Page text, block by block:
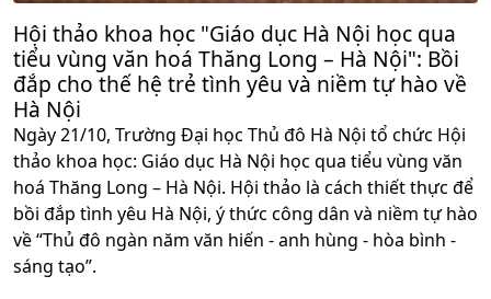
Hội thảo khoa học "Giáo dục Hà Nội học qua
tiểu vùng văn hoá Thăng Long – Hà Nội": Bồi
đắp cho thế hệ trẻ tình yêu và niềm tự hào về
Hà Nội
Ngày 21/10, Trường Đại học Thủ đô Hà Nội tổ chức Hội
thảo khoa học: Giáo dục Hà Nội học qua tiểu vùng văn
hoá Thăng Long – Hà Nội. Hội thảo là cách thiết thực để
bồi đắp tình yêu Hà Nội, ý thức công dân và niềm tự hào
về “Thủ đô ngàn năm văn hiến - anh hùng - hòa bình -
sáng tạo”.